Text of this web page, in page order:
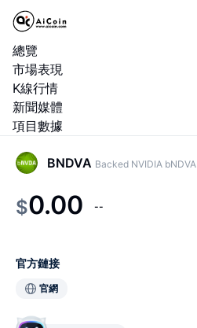
總覽
市場表現
K線行情
新聞媒體
項目數據
BNDVA Backed NVIDIA bNDVA
$0.00 --
官方鏈接
官網